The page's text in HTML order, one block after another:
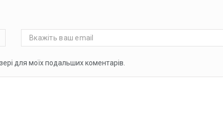
для моїх подальших коментарів.